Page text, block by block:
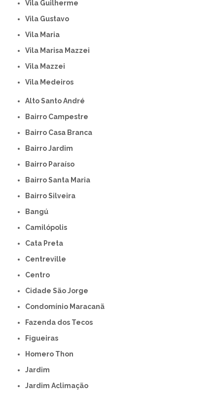
Vila Guilherme
Vila Gustavo
Vila Maria
Vila Marisa Mazzei
Vila Mazzei
Vila Medeiros
Alto Santo André
Bairro Campestre
Bairro Casa Branca
Bairro Jardim
Bairro Paraíso
Bairro Santa Maria
Bairro Silveira
Bangú
Camilópolis
Cata Preta
Centreville
Centro
Cidade São Jorge
Condomínio Maracanã
Fazenda dos Tecos
Figueiras
Homero Thon
Jardim
Jardim Aclimação